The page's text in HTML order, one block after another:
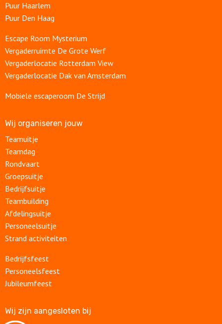
Puur Haarlem
Puur Den Haag
Escape Room Mysterium
Vergaderruimte De Grote Werf
Vergaderlocatie Rotterdam View
Vergaderlocatie Dak van Amsterdam
Mobiele escaperoom De Strijd
Wij organiseren jouw
Teamuitje
Teamdag
Rondvaart
Groepsuitje
Bedrijfsuitje
Teambuilding
Afdelingsuitje
Personeelsuitje
Strand activiteiten
Bedrijfsfeest
Personeelsfeest
Jubileumfeest
Wij zijn aangesloten bij